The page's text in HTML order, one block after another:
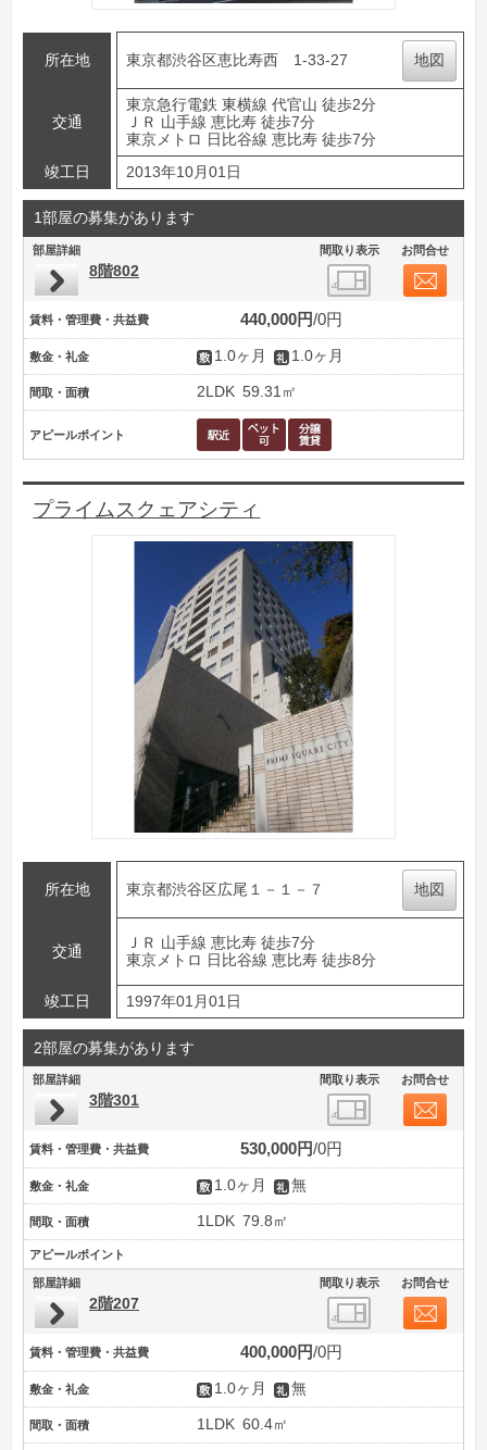
所在地 東京都渋谷区恵比寿西 1-33-27 地図
交通
東京急行電鉄 東横線 代官山 徒歩2分
ＪＲ 山手線 恵比寿 徒歩7分
東京メトロ 日比谷線 恵比寿 徒歩7分
竣工日
2013年10月01日
1部屋の募集があります
部屋詳細 間取り表示 お問合せ
8階802
賃料・管理費・共益費 440,000円 0円
敷金・礼金 1.0ヶ月 1.0ヶ月
間取・面積 2LDK 59.31㎡
アピールポイント
プライムスクェアシティ
所在地 東京都渋谷区広尾１－１－７ 地図
交通
ＪＲ 山手線 恵比寿 徒歩7分
東京メトロ 日比谷線 恵比寿 徒歩8分
竣工日 1997年01月01日
2部屋の募集があります
部屋詳細 間取り表示 お問合せ
3階301
賃料・管理費・共益費 530,000円 0円
敷金・礼金 1.0ヶ月 無
間取・面積 1LDK 79.8㎡
アピールポイント
部屋詳細 間取り表示 お問合せ
2階207
賃料・管理費・共益費 400,000円 0円
敷金・礼金 1.0ヶ月 無
間取・面積 1LDK 60.4㎡